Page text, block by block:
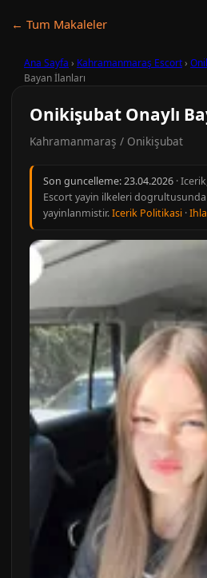
← Tum Makaleler
Ana Sayfa › Kahramanmaraş Escort›
Bayan İlanları
Onikişubat Onaylı
Kahramanmaraş / Onikişubat
Son guncelleme:23.04.2026 ·
Escort yayin ilkeleri
yayinlanmistir.Icerik Politikasi ·